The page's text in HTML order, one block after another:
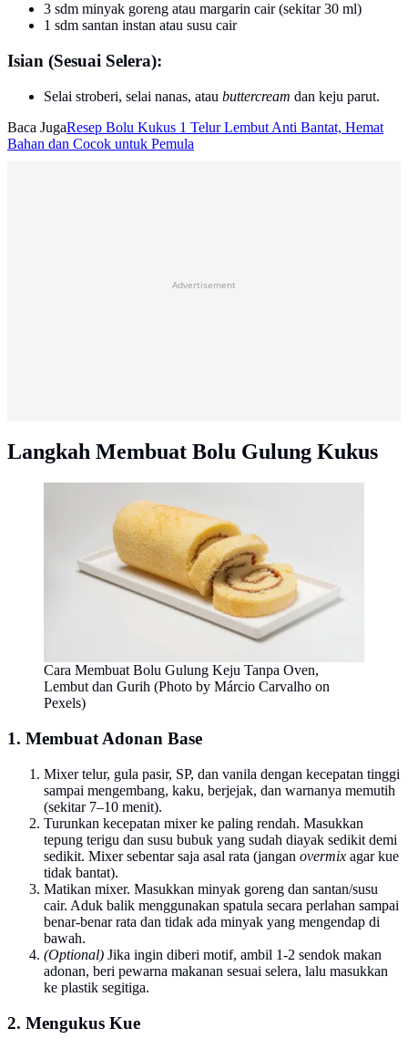
3 sdm minyak goreng atau margarin cair (sekitar 30 ml)
1 sdm santan instan atau susu cair
Isian (Sesuai Selera):
Selai stroberi, selai nanas, atau buttercream dan keju parut.
Baca JugaResep Bolu Kukus 1 Telur Lembut Anti Bantat, Hemat
Bahan dan Cocok untuk Pemula
Advertisement
Langkah Membuat Bolu Gulung Kukus
Cara Membuat Bolu Gulung Keju Tanpa Oven,
Lembut dan Gurih (Photo by Márcio Carvalho on
Pexels)
1. Membuat Adonan Base
Mixer telur, gula pasir, SP, dan vanila dengan kecepatan tinggi
sampai mengembang, kaku, berjejak, dan warnanya memutih
(sekitar 7–10 menit).
Turunkan kecepatan mixer ke paling rendah. Masukkan
tepung terigu dan susu bubuk yang sudah diayak sedikit demi
sedikit. Mixer sebentar saja asal rata (jangan overmix agar kue
tidak bantat).
Matikan mixer. Masukkan minyak goreng dan santan/susu
cair. Aduk balik menggunakan spatula secara perlahan sampai
benar-benar rata dan tidak ada minyak yang mengendap di
bawah.
(Optional) Jika ingin diberi motif, ambil 1-2 sendok makan
adonan, beri pewarna makanan sesuai selera, lalu masukkan
ke plastik segitiga.
2. Mengukus Kue